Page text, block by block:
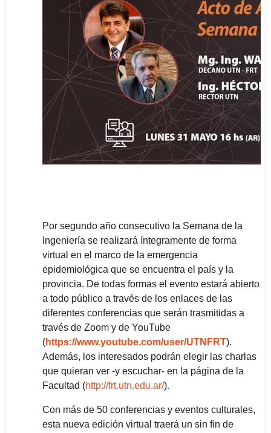
Por segundo año consecutivo la Semana de la
Ingeniería se realizará íntegramente de forma
virtual en el marco de la emergencia
epidemiológica que se encuentra el país y la
provincia. De todas formas el evento estará abierto
a todo público a través de los enlaces de las
diferentes conferencias que serán trasmitidas a
través de Zoom y de YouTube
(https://www.youtube.com/user/UTNFRT).
Además, los interesados podrán elegir las charlas
que quieran ver -y escuchar- en la página de la
Facultad (http://frt.utn.edu.ar/).
Con más de 50 conferencias y eventos culturales,
esta nueva edición virtual traerá un sin fin de